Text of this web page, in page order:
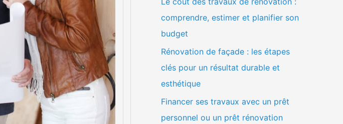
comprendre, estimer et planifier son
budget
Rénovation de façade : les étapes
clés pour un résultat durable et
esthétique
Financer ses travaux avec un prêt
personnel ou un prêt rénovation